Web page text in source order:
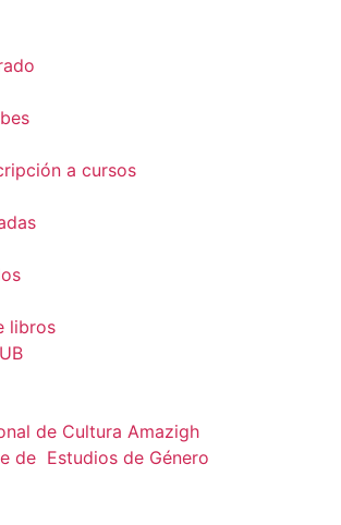
a cursos
libros
de Cultura Amazigh
de Estudios de Género